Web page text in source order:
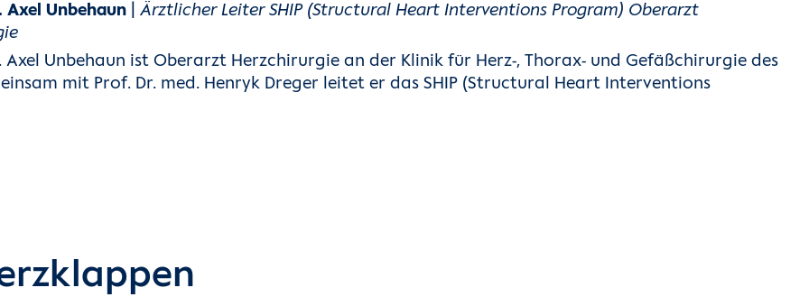
Axel Unbehaun
Ärztlicher Leiter SHIP (Structural Heart Interventions Program) Oberarzt
Axel Unbehaun ist Oberarzt Herzchirurgie an der Klinik für Herz-, Thorax- und Gefäßchirurgie des
mit Prof. Dr. med. Henryk Dreger leitet er das SHIP (Structural Heart Interventions